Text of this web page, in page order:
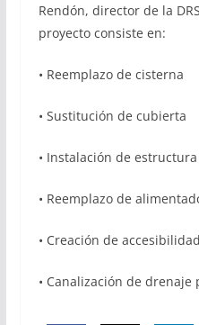
Rendón, director de la
proyecto consiste en:
• Reemplazo de cisterna
• Sustitución de cubierta
• Instalación de
• Reemplazo de
• Creación de
• Canalización de drenaje